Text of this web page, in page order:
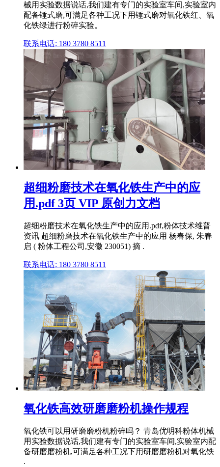
械用实验数据说话,我们建有专门的实验室车间,实验室内
配备锤式磨,可满足各种工况下用锤式磨对氧化铁红、氧
化铁绿进行粉碎实验。
联系电话: 180 3780 8511
超细粉磨技术在氧化铁生产中的应
用.pdf 3页 VIP 原创力文档
超细粉磨技术在氧化铁生产中的应用.pdf,粉体技术维普
资讯 超细粉磨技术在氧化铁生产中的应用 杨春保, 朱春
启 ( 粉体工程公司,安徽 230051) 摘 .
联系电话: 180 3780 8511
氧化铁高效研磨磨粉机操作规程
氧化铁可以用研磨磨粉机粉碎吗？ 青岛优明科粉体机械
用实验数据说话,我们建有专门的实验室车间,实验室内配
备研磨磨粉机,可满足各种工况下用研磨磨粉机对氧化铁
.